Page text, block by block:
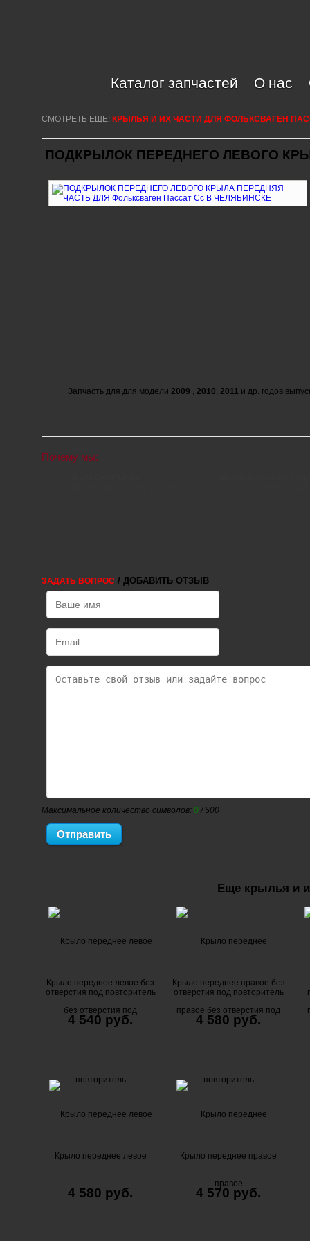
СМОТРЕТЬ ЕЩЕ: КРЫЛЬЯ И ИХ ЧАСТИ ДЛЯ ФОЛЬКСВАГЕН
ПОДКРЫЛОК ПЕРЕДНЕГО ЛЕВОГО
Запчасть для для модели 2009 , 2010, 2011 и др. годов
Почему мы:
ЗАДАТЬ ВОПРОС / ДОБАВИТЬ ОТЗЫВ
Максимальное количество символов: 0/ 500
Еще крылья и
Крыло переднее левое без
отверстия под повторитель
4 540 руб.
Крыло переднее правое без
отверстия под повторитель
4 580 руб.
Крыло переднее левое
4 580 руб.
Крыло переднее правое
4 570 руб.
Каталог запчастей О нас